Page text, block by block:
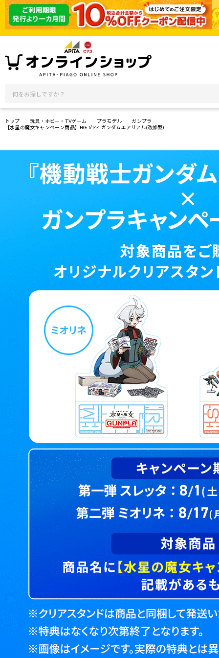
トップ 玩具・ホビー・TVゲーム プラモデル
ガンプラ
【水星の魔女キャンペーン商品】HG 1/144 ガンダムエアリアル(改修型)